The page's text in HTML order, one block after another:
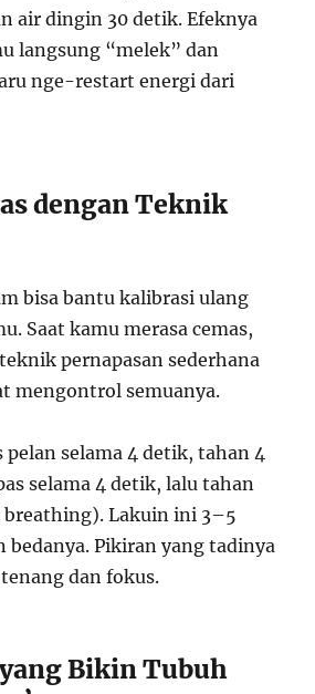
air dingin 30 detik. Efeknya
langsung “melek” dan
nge-restart energi dari
dengan Teknik
bisa bantu kalibrasi ulang
Saat kamu merasa cemas,
pernapasan sederhana
mengontrol semuanya.
pelan selama 4 detik, tahan 4
selama 4 detik, lalu tahan
Lakuin ini 3–5
bedanya. Pikiran yang tadinya
dan fokus.
Bikin Tubuh